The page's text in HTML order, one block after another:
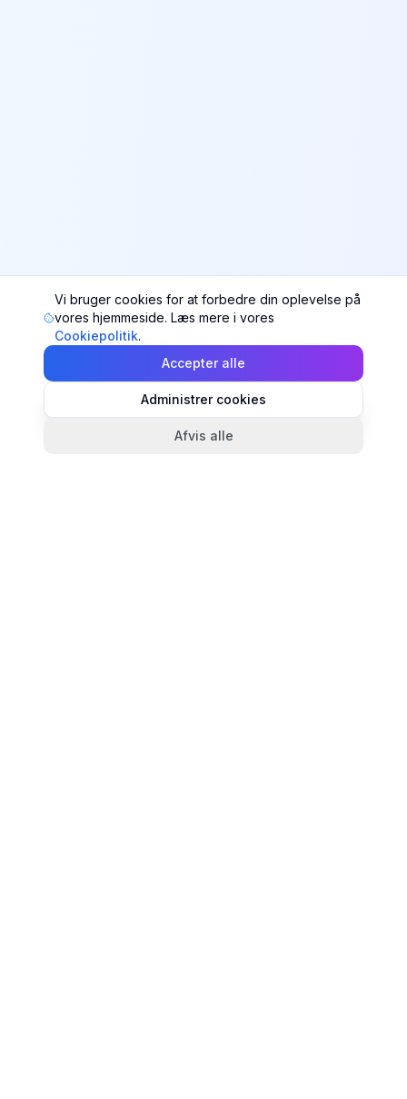
Vi bruger cookies for at forbedre din oplevelse på
vores hjemmeside. Læs mere i vores
Cookiepolitik.
Accepter alle
Administrer cookies
Afvis alle